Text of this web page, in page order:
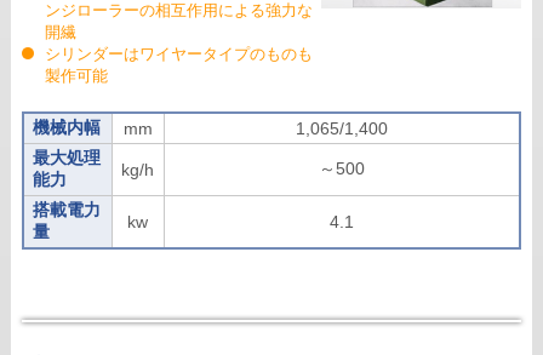
ンジローラーの相互作用による強力な
開繊
シリンダーはワイヤータイプのものも
製作可能
機械内幅 mm
1,065/1,400
最大処理
能力
kg/h ～500
搭載電力
量
kw 4.1